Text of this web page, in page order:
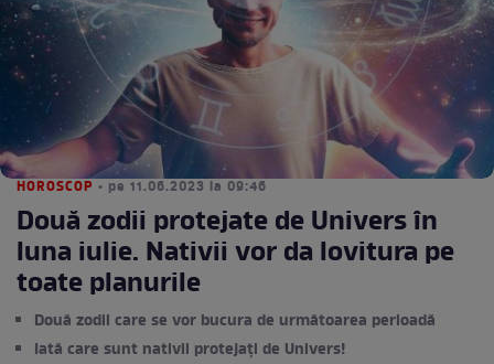
HOROSCOP • pe 11.06.2023 la 09:46
Două zodii protejate de Univers în
luna iulie. Nativii vor da lovitura pe
toate planurile
Două zodii care se vor bucura de următoarea perioadă
Iată care sunt nativii protejați de Univers!